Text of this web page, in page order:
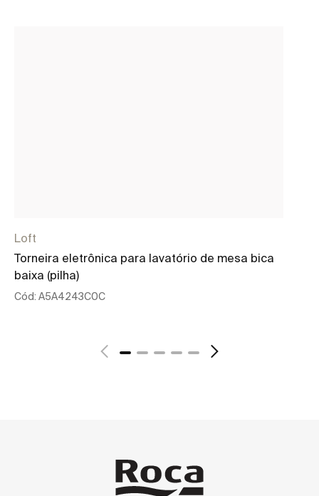
Loft
Torneira eletrônica para lavatório de mesa bica
baixa (pilha)
Cód: A5A4243C0C